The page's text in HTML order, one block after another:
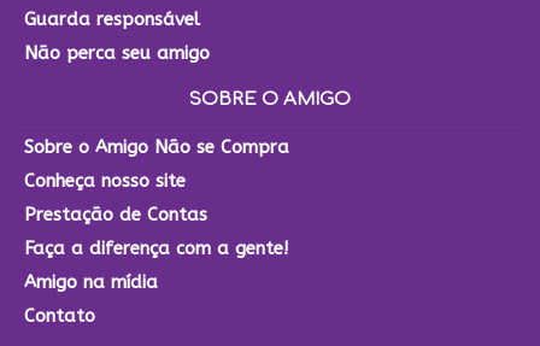
Guarda responsável
Não perca seu amigo
SOBRE O AMIGO
Sobre o Amigo Não se Compra
Conheça nosso site
Prestação de Contas
Faça a diferença com a gente!
Amigo na mídia
Contato